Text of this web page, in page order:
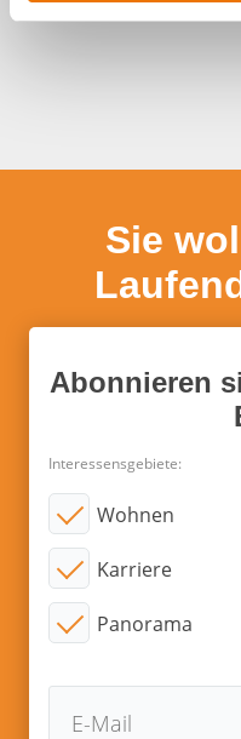
a
Sie
Abonnieren
Interessensgebiete:
Wohnen
Karriere
Panorama